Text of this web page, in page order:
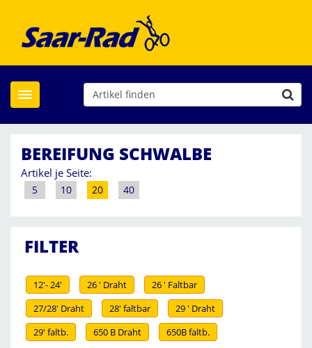
Toggle navigation
BEREIFUNG SCHWALBE
Artikel je Seite:
5 10 20 40
FILTER
12'- 24' 26 ' Draht
26 ' Faltbar
27/28' Draht
28' faltbar
29 ' Draht
29' faltb.
650 B Draht 650B faltb.